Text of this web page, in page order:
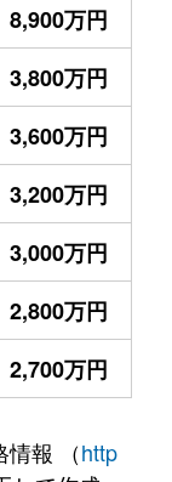
8,900万円
3,800万円
3,600万円
3,200万円
3,000万円
2,800万円
2,700万円
報 （http